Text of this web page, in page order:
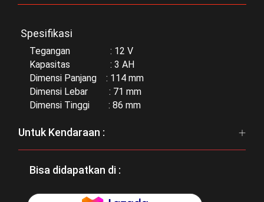
Spesifikasi
Tegangan : 12 V
Kapasitas : 3 AH
Dimensi Panjang : 114 mm
Dimensi Lebar : 71 mm
Dimensi Tinggi : 86 mm
Untuk Kendaraan :
Bisa didapatkan di :